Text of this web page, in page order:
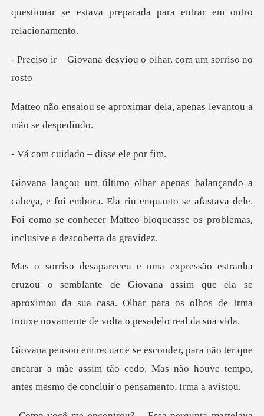
a desviou o olhar, co
oximar dela, apenas levan
dado – disse
mbora. Ela riu enquanto se afastava dele.
Foi como se conhecer Mat
e de Giovana assim que ela se
aproximou da sua casa. Olhar para os o
ue
encarar a mãe assim tão cedo. Mas não houve tempo,